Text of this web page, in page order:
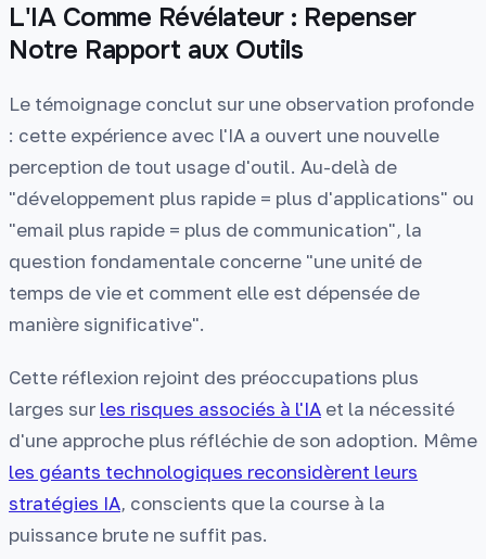
L'IA Comme Révélateur : Repenser
Notre Rapport aux Outils
Le témoignage conclut sur une observation profonde
: cette expérience avec l'IA a ouvert une nouvelle
perception de tout usage d'outil. Au-delà de
"développement plus rapide = plus d'applications" ou
"email plus rapide = plus de communication", la
question fondamentale concerne "une unité de
temps de vie et comment elle est dépensée de
manière significative".
Cette réflexion rejoint des préoccupations plus
larges sur les risques associés à l'IA et la nécessité
d'une approche plus réfléchie de son adoption. Même
les géants technologiques reconsidèrent leurs
stratégies IA, conscients que la course à la
puissance brute ne suffit pas.